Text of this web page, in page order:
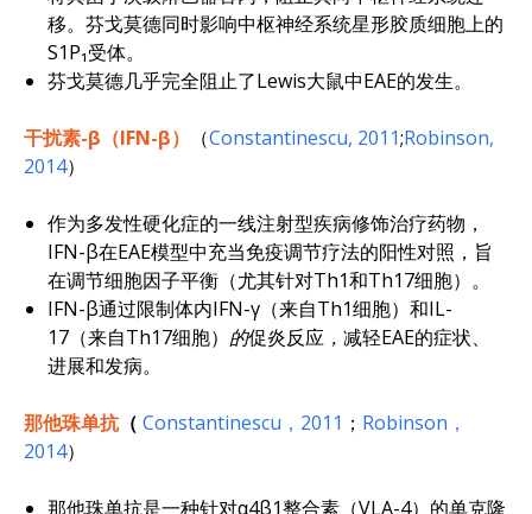
移。芬戈莫德同时影响中枢神经系统星形胶质细胞上的
S1P₁受体。
芬戈莫德几乎完全阻止了Lewis大鼠中EAE的发生。
干扰素-β（IFN-β） （Constantinescu, 2011;Robinson,
2014）
作为多发性硬化症的一线注射型疾病修饰治疗药物，
IFN-β在EAE模型中充当免疫调节疗法的阳性对照，旨
在调节细胞因子平衡（尤其针对Th1和Th17细胞）。
IFN-β通过限制体内IFN-γ（来自Th1细胞）和IL-
17（来自Th17细胞） 的促炎反应 ， 减轻EAE的症状、
进展和发病。
那他珠单抗（ Constantinescu，2011 ； Robinson，
2014）
那他珠单抗是一种针对α4β1整合素（VLA-4）的单克隆